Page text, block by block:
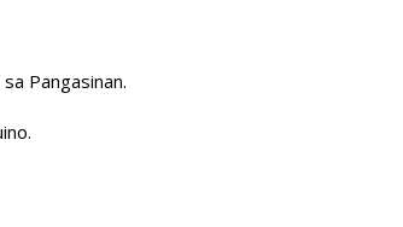
Pangasinan.